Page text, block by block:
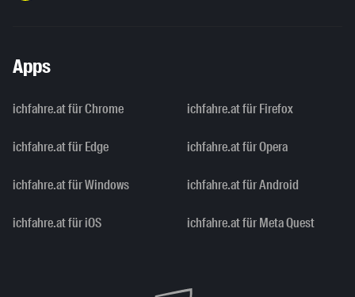
Apps
ichfahre.at für Chrome ichfahre.at für Firefox
ichfahre.at für Edge ichfahre.at für Opera
ichfahre.at für Windows ichfahre.at für Android
ichfahre.at für iOS ichfahre.at für Meta Quest